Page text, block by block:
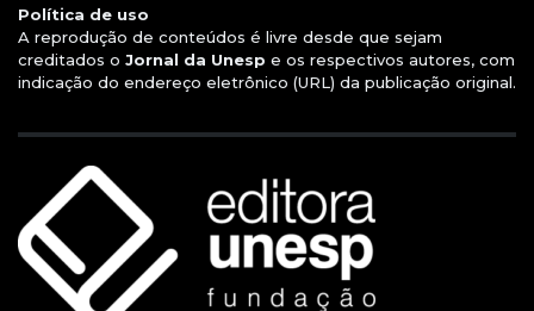
Política de uso
A reprodução de conteúdos é livre desde que sejam
creditados o Jornal da Unesp e os respectivos autores, com
indicação do endereço eletrônico (URL) da publicação original.